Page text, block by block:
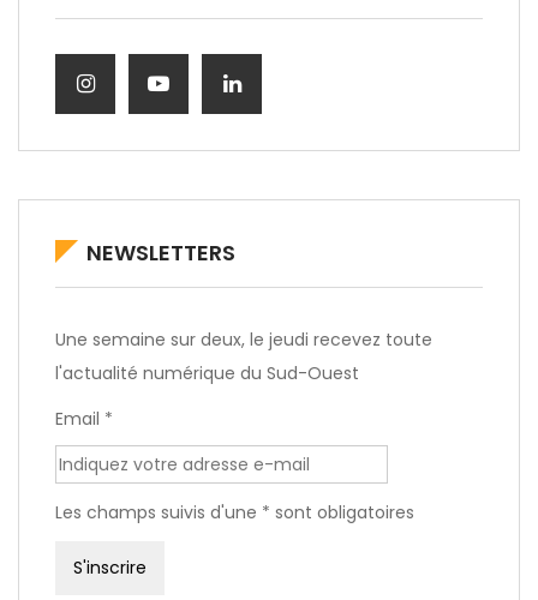
NEWSLETTERS
Une semaine sur deux, le jeudi recevez toute
l'actualité numérique du Sud-Ouest
Email *
Les champs suivis d'une * sont obligatoires